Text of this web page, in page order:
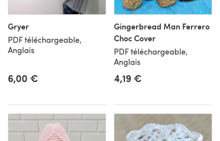
Gryer
PDF téléchargeable,
Anglais
6,00 €
Gingerbread Man Ferrero
Choc Cover
PDF téléchargeable,
Anglais
4,19 €